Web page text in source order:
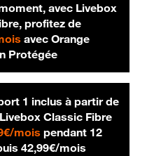
avec Livebox
profitez de
20 € par mois
avec Orange
Protégée
1 inclus à partir de
Classic Fibre
mois29,99 € par mois
pendant 12
42,99€/mois42,99 € par